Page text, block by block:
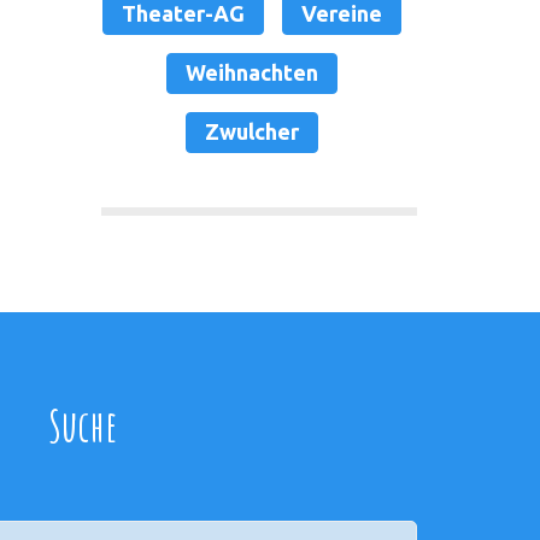
Theater-AG Vereine
Weihnachten
Zwulcher
Suche